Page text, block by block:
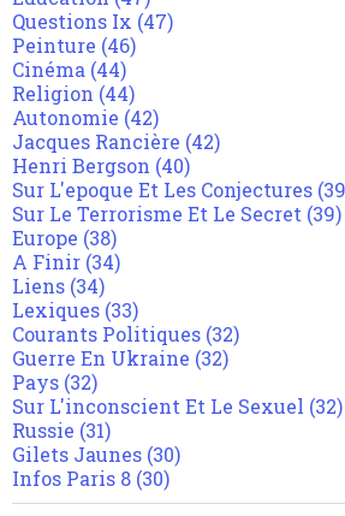
Questions Ix (47)
Peinture (46)
Cinéma (44)
Religion (44)
Autonomie (42)
Jacques Rancière (42)
Henri Bergson (40)
Sur L'epoque Et Les Conjectures
Sur Le Terrorisme Et Le Secret (39)
Europe (38)
A Finir (34)
Liens (34)
Lexiques (33)
Courants Politiques (32)
Guerre En Ukraine (32)
Pays (32)
Sur L'inconscient Et Le Sexuel (32)
Russie (31)
Gilets Jaunes (30)
Infos Paris 8 (30)